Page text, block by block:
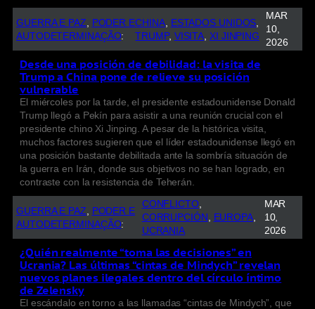
GUERRA E PAZ
PODER E
AUTODETERMINAÇÃO:
CHINA, ESTADOS UNIDOS
TRUMP, VISITA XI JINPING
MAR
10,
2026
Desde una posición de debilidad: la visita de
Trump a China pone de relieve su posición
vulnerable
El miércoles por la tarde, el presidente estadounidense Donald
Trump llegó a Pekín para asistir a una reunión crucial con el
presidente chino Xi Jinping. A pesar de la histórica visita,
muchos factores sugieren que el líder estadounidense llegó en
una posición bastante debilitada ante la sombría situación de
la guerra en Irán, donde sus objetivos no se han logrado, en
contraste con la resistencia de Teherán.
GUERRA E PAZ
PODER E
AUTODETERMINAÇÃO:
CONFLICTO
CORRUPCIÓN , EUROPA
UCRANIA
MAR
10,
2026
¿Quién realmente “toma las decisiones” en
Ucrania? Las últimas “cintas de Mindych” revelan
nuevos planes ilegales dentro del círculo íntimo
de Zelensky
El escándalo en torno a las llamadas “cintas de Mindych”, que